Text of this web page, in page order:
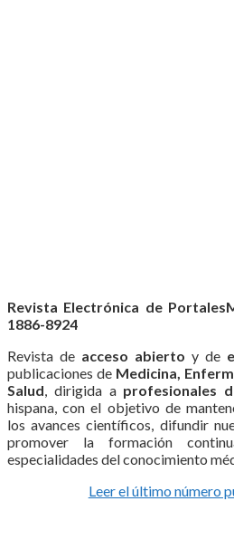
Revista Electrónica de
1886-8924
Revista de acceso abierto y de
publicaciones de Medicina,
Salud , dirigida a profesionales
hispana, con el objetivo de
los avances científicos, difundir
promover la formación
especialidades del conocimiento
Leer el último número